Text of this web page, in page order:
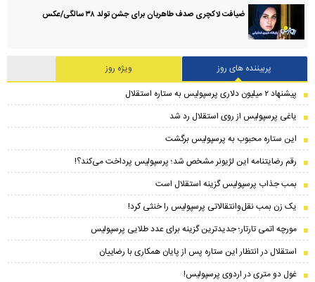
ضیافت لاکچری صدف طاهریان برای جشن تولد ۳۸ سالگی‌/عکس
پربیننده های روز
ویژه روز
پیشنهاد ۲ میلیون دلاری پرسپولیس به ستاره استقلال
یاغی پرسپولیس از روی استقلال رد شد
این ستاره محبوب به پرسپولیس برگشت
رقم رضایتنامه این لژیونر مشخص شد؛ پرسپولیس پرداخت می‌کند؟!
بمب جذاب پرسپولیس گزینه استقلال است
یک زن بمب نقل‌وانتقالاتی پرسپولیس را خنثی کرد!
مورچه اتمی تارتار؛ جدیدترین گزینه برای عدد طلایی پرسپولیس
استقلال در انتظار این ستاره پس از پایان همکاری با رضاییان
غول دو متری در اردوی پرسپولیس!